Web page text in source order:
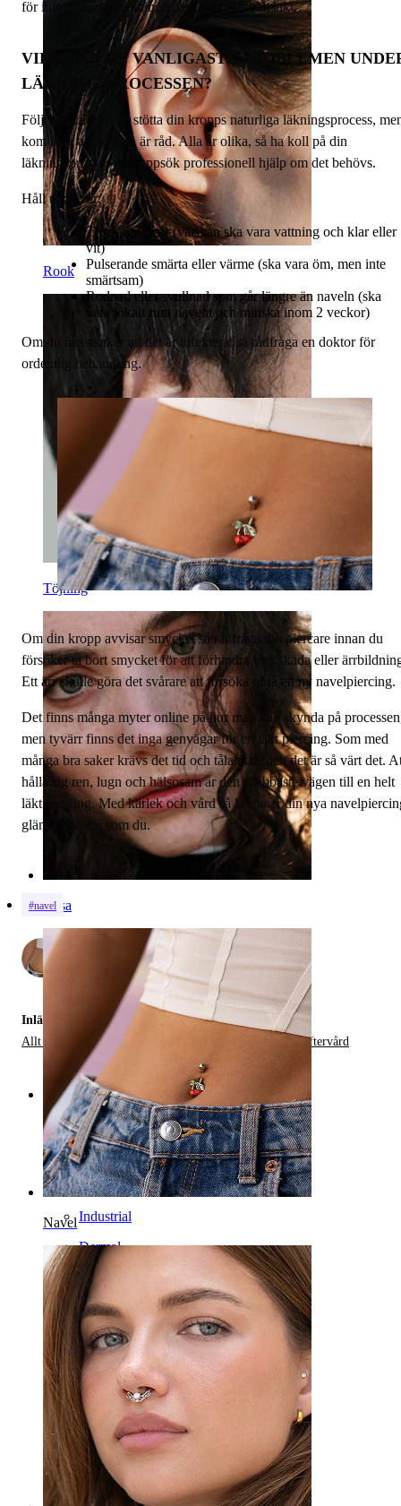
Rook
Töjning
Näsa
Navel
för infektion om piercingen ännu inte är helt läkt.
VILKA ÄR DE VANLIGASTE PROBLEMEN
LÄKNINGSPROCESSEN?
Följ våra råd för att stötta din kropps naturliga läkningsprocess,
kom ihåg att de bara är råd. Alla är olika, så ha koll på din
läkningsprocess och uppsök professionell hjälp om det behövs.
Håll utkik för:
Tjock, gult var (vätskan ska vara vattning och klar eller
vit)
Pulserande smärta eller värme (ska vara öm, men inte
smärtsam)
Rodnad eller svullnad som går längre än naveln (ska
vara lokalt runt naveln och minska inom 2 veckor)
Om du misstänker att det är infekterat så rådfråga en doktor för
ordentlig behandling.
Om din kropp avvisar smycket så rådfråga din piercare innan du
försöker ta bort smycket för att förhindra mer skada eller
Ett ärr skulle göra det svårare att försöka göra en ny navelpiercing.
Det finns många myter online på hur man kan skynda på
men tyvärr finns det inga genvägar för en läkt piercing. Som med
många bra saker krävs det tid och tålamod, och det är så värt det.
hålla sig ren, lugn och hälsosam är den snabbaste vägen till en helt
läkt piercing. Med kärlek och vård så kommer din nya
glänsa - precis som du.
#navel
Inlägg i:
Allt Om Navelpiercingar,
Vanliga Piercingproblem och Eftervård
Kategorier
Navel
Läpp
Bröstvårta
Industrial
Dermal
Helix
Öron
Septum
14 kt guld
Clip-on
Labret
Tunga